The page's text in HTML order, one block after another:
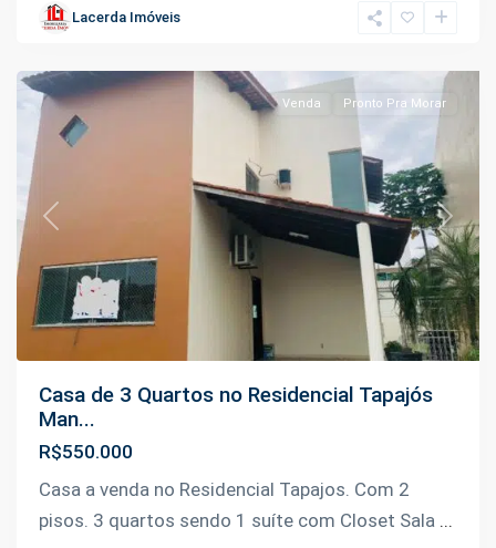
Lacerda Imóveis
Tarumã,
Previous Next
Venda Pronto Pra Morar
Casa de 3 Quartos no Residencial Tapajós
Man...
R$550.000
Casa a venda no Residencial Tapajos. Com 2
pisos. 3 quartos sendo 1 suíte com Closet Sala ...